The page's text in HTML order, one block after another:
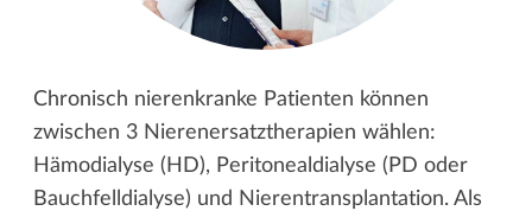
Chronisch nierenkranke Patienten können
zwischen 3 Nierenersatztherapien wählen:
Hämodialyse (HD), Peritonealdialyse (PD oder
Bauchfelldialyse) und Nierentransplantation. Als